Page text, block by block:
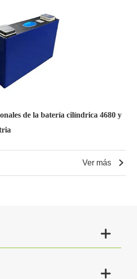
de la batería cilíndrica 4680 y
Ver más 

